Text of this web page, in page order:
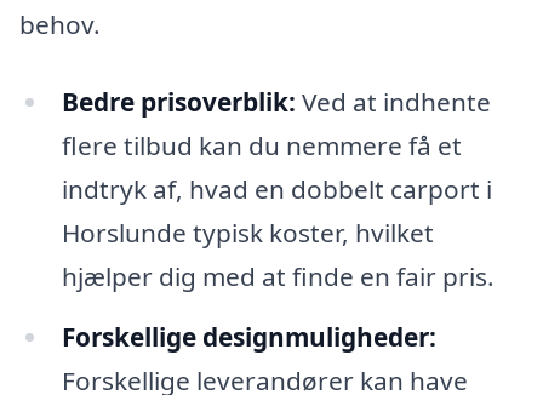
behov.
Bedre prisoverblik: Ved at indhente
flere tilbud kan du nemmere få et
indtryk af, hvad en dobbelt carport i
Horslunde typisk koster, hvilket
hjælper dig med at finde en fair pris.
Forskellige designmuligheder:
Forskellige leverandører kan have